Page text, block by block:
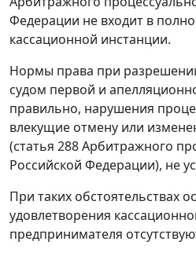
Федерации не входит в
кассационной инстанции.
Нормы права при
судом первой и
правильно, нарушения
влекущие отмену или
(статья 288Арбитражного
Российской Федерации), не
При таких обстоятельствах
удовлетворения
предпринимателя